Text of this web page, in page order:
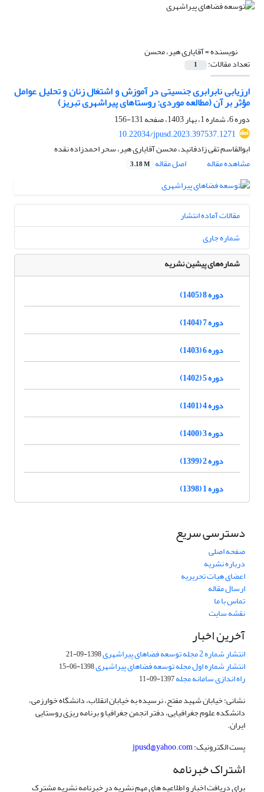
نویسنده =آقایاری هیر، محسن
تعداد مقالات: 1
ارزیابی نابرابری جنسیتی در آموزش و اشتغال زنان و تحلیل عوامل
مؤثر بر آن (مطالعه موردی: روستاهای پیراشهری تبریز)
دوره 6، شماره 1، بهار 1403، صفحه
131-156
10.22034/jpusd.2023.397537.1271
ابوالقاسم تقی زادفانید، محسن آقایاری هیر، سحر احمدزاده نقده
مشاهده مقاله
اصل مقاله 3.18 M
مقالات آماده انتشار
شماره جاری
شماره‌های پیشین نشریه
دوره 8 (1405)
دوره 7 (1404)
دوره 6 (1403)
دوره 5 (1402)
دوره 4 (1401)
دوره 3 (1400)
دوره 2 (1399)
دوره 1 (1398)
دسترسی سریع
صفحه اصلی
درباره نشریه
اعضای هیات تحریریه
ارسال مقاله
تماس با ما
نقشه سایت
آخرین اخبار
انتشار شماره 2 مجله توسعه فضاهای پیراشهری 1398-09-21
انتشار شماره اول مجله توسعه فضاهای پیراشهری1398-06-15
راه اندازی سامانه مجله1397-09-11
نشانی: خیابان شهید مفتح، نرسیده به خیابان انقلاب، دانشگاه خوارزمی،
دانشکده علوم جغرافیایی، دفتر انجمن جغرافیا و برنامه ریزی روستایی
ایران.
پست الکترونیک:jpusd@yahoo.com
اشتراک خبرنامه
برای دریافت اخبار و اطلاعیه های مهم نشریه در خبرنامه نشریه مشترک